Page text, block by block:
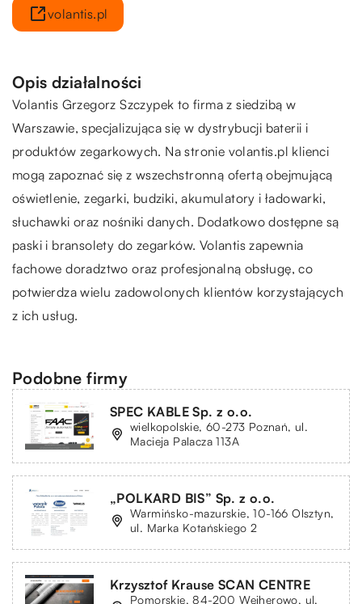
volantis.pl
Opis działalności
Volantis Grzegorz Szczypek to firma z siedzibą w
Warszawie, specjalizująca się w dystrybucji baterii i
produktów zegarkowych. Na stronie volantis.pl klienci
mogą zapoznać się z wszechstronną ofertą obejmującą
oświetlenie, zegarki, budziki, akumulatory i ładowarki,
słuchawki oraz nośniki danych. Dodatkowo dostępne są
paski i bransolety do zegarków. Volantis zapewnia
fachowe doradztwo oraz profesjonalną obsługę, co
potwierdza wielu zadowolonych klientów korzystających
z ich usług.
Podobne firmy
SPEC KABLE Sp. z o.o.
wielkopolskie, 60-273 Poznań, ul.
Macieja Palacza 113A
„POLKARD BIS” Sp. z o.o.
Warmińsko-mazurskie, 10-166 Olsztyn,
ul. Marka Kotańskiego 2
Krzysztof Krause SCAN CENTRE
Pomorskie, 84-200 Wejherowo, ul.